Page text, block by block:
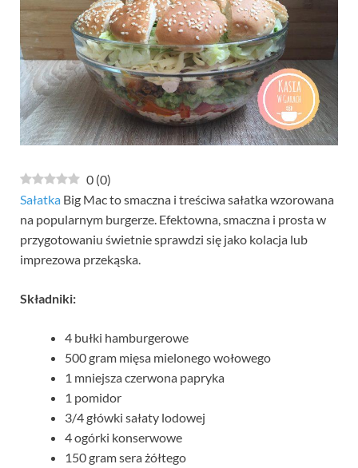
0 (0)
Sałatka Big Mac to smaczna i treściwa sałatka wzorowana
na popularnym burgerze. Efektowna, smaczna i prosta w
przygotowaniu świetnie sprawdzi się jako kolacja lub
imprezowa przekąska.
Składniki:
4 bułki hamburgerowe
500 gram mięsa mielonego wołowego
1 mniejsza czerwona papryka
1 pomidor
3/4 główki sałaty lodowej
4 ogórki konserwowe
150 gram sera żółtego